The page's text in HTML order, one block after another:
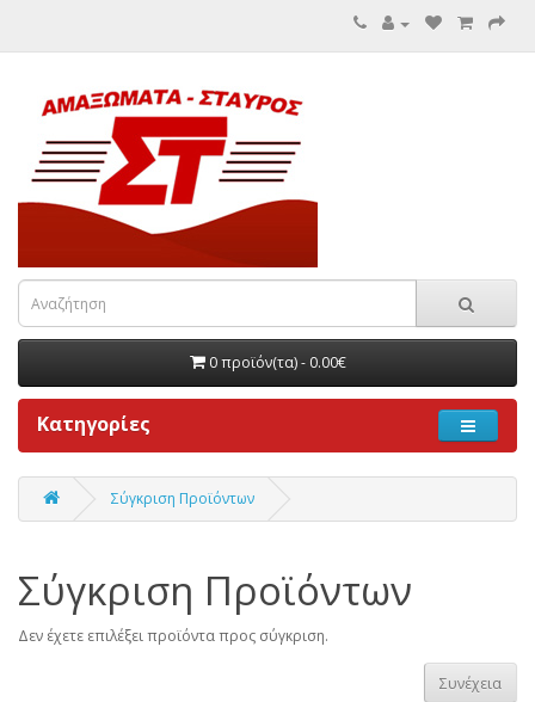
0 προϊόν(τα) - 0.00€
Κατηγορίες
Σύγκριση Προϊόντων
Σύγκριση Προϊόντων
Δεν έχετε επιλέξει προϊόντα προς σύγκριση.
Συνέχεια